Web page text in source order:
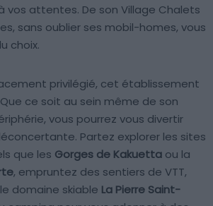
vos attentes. De son Village Chalets
sans oublier ses mobil-homes, vous
choix.
privilégié, cet établissement
ce soit au sein même de son
vous pourrez vous divertir
Partez explorer les sites
que les Gorges de Kakuetta ou la
, empruntez des sentiers de VTT,
domaine skiable La Pierre Saint-